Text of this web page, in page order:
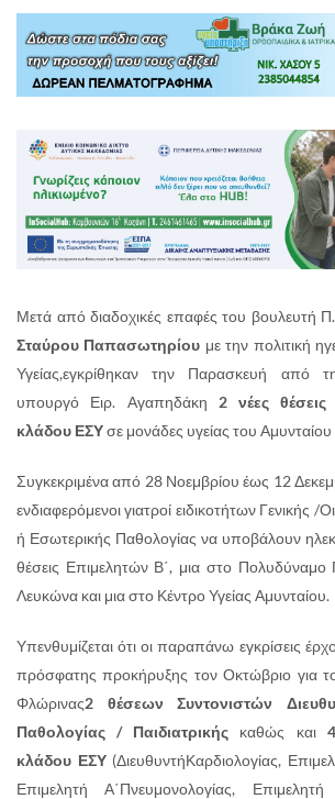
Μετά από διαδοχικές επαφές του βουλευτή
Σταύρου Παπασωτηρίου με την πολιτική
Υγείας,εγκρίθηκαν την Παρασκευή από
υπουργό Ειρ. Αγαπηδάκη 2 νέες
κλάδου ΕΣΥσε μονάδες υγείας του
Συγκεκριμένα από 28 Νοεμβρίου έως 12
ενδιαφερόμενοι γιατροί ειδικοτήτων Γενικής /
ή Εσωτερικής Παθολογίας να υποβάλουν
θέσεις Επιμελητών Β΄, μια στο Πολυδύναμο
Λευκώνα και μια στο Κέντρο Υγείας Αμυνταίου.
Υπενθυμίζεται ότι οι παραπάνω εγκρίσεις
πρόσφατης προκήρυξης τον Οκτώβριο για
Φλώρινας2 θέσεων Συντονιστών
Παθολογίας / Παιδιατρικής καθώς και
κλάδου ΕΣΥ (ΔιευθυντήΚαρδιολογίας,
Επιμελητή Α΄Πνευμονολογίας, Επιμελητή